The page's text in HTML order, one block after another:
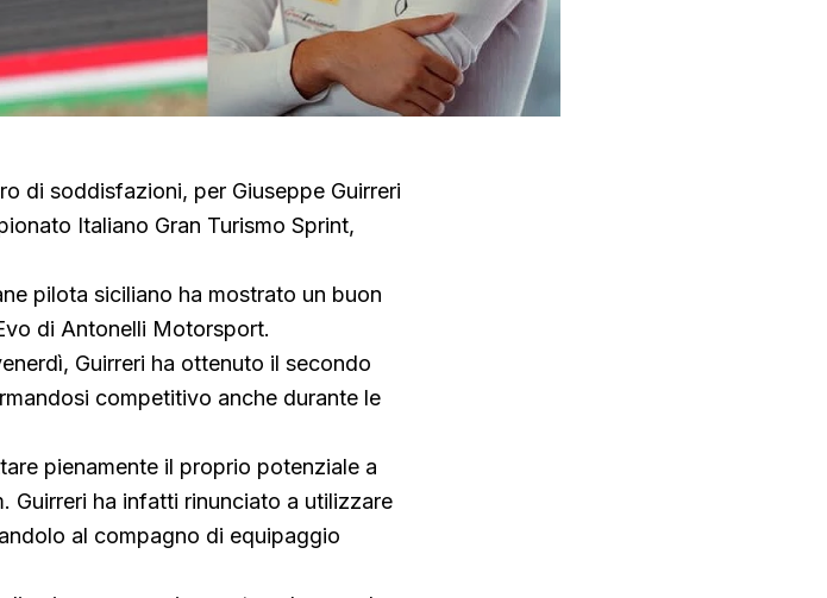
di soddisfazioni, per Giuseppe Guirreri
Italiano Gran Turismo Sprint,
pilota siciliano ha mostrato un buon
di Antonelli Motorsport.
Guirreri ha ottenuto il secondo
competitivo anche durante le
pienamente il proprio potenziale a
Guirreri ha infatti rinunciato a utilizzare
al compagno di equipaggio